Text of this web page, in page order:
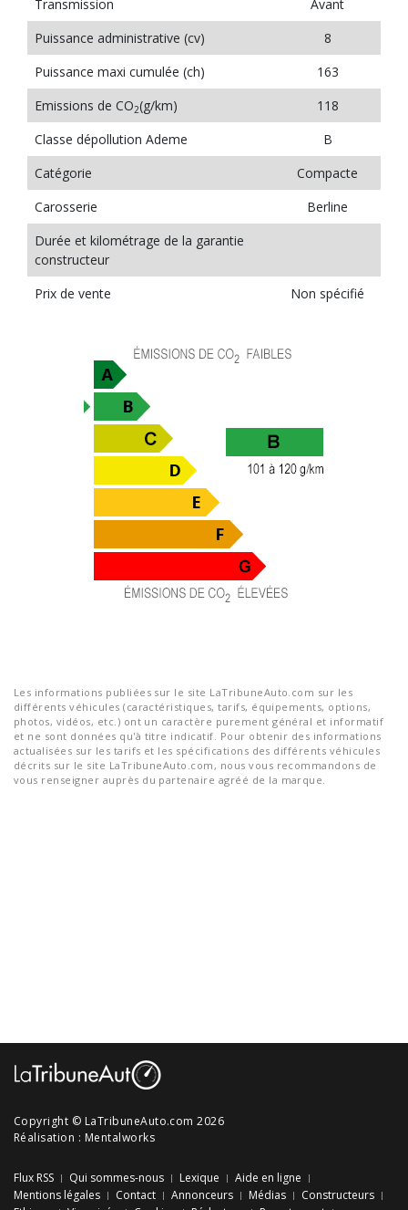
Transmission
Avant
Puissance administrative (cv)
8
Puissance maxi cumulée (ch)
163
Emissions de CO2(g/km)
118
Classe dépollution Ademe
B
Catégorie
Compacte
Carosserie
Berline
Durée et kilométrage de la garantie
constructeur
Prix de vente
Non spécifié
Les informations publiées sur le site LaTribuneAuto.com sur les
différents véhicules (caractéristiques, tarifs, équipements, options,
photos, vidéos, etc.) ont un caractère purement général et informatif
et ne sont données qu'à titre indicatif. Pour obtenir des informations
actualisées sur les tarifs et les spécifications des différents véhicules
décrits sur le site LaTribuneAuto.com, nous vous recommandons de
vous renseigner auprès du partenaire agréé de la marque.
Copyright © LaTribuneAuto.com 2026
Réalisation : Mentalworks
Flux RSS Qui sommes-nous Lexique
Aide en ligne
Mentions légales
Contact Annonceurs Médias
Constructeurs